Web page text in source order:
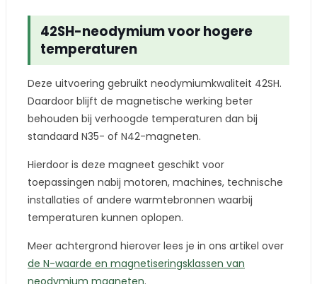
42SH-neodymium voor hogere
temperaturen
Deze uitvoering gebruikt neodymiumkwaliteit 42SH.
Daardoor blijft de magnetische werking beter
behouden bij verhoogde temperaturen dan bij
standaard N35- of N42-magneten.
Hierdoor is deze magneet geschikt voor
toepassingen nabij motoren, machines, technische
installaties of andere warmtebronnen waarbij
temperaturen kunnen oplopen.
Meer achtergrond hierover lees je in ons artikel over
de N-waarde en magnetiseringsklassen van
neodymium magneten.